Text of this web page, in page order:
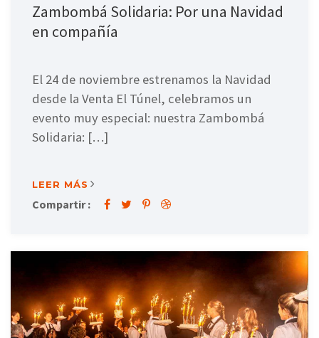
Zambombá Solidaria: Por una Navidad
en compañía
El 24 de noviembre estrenamos la Navidad
desde la Venta El Túnel, celebramos un
evento muy especial: nuestra Zambombá
Solidaria: […]
LEER MÁS
Compartir :